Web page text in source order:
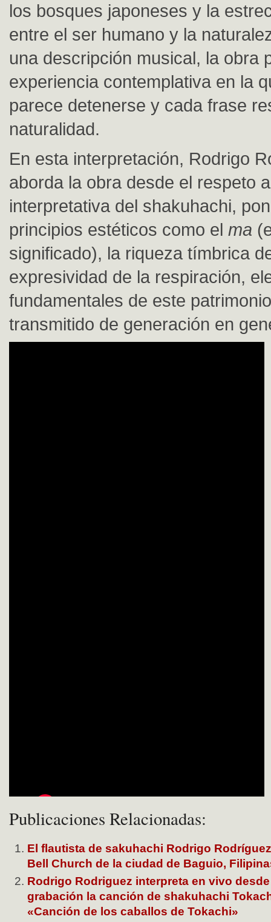
los bosques japoneses y la
entre el ser humano y la
una descripción musical, la obra
experiencia contemplativa en la
parece detenerse y cada frase
naturalidad.
En esta interpretación, Rodrigo
aborda la obra desde el respeto
interpretativa del shakuhachi,
principios estéticos como el ma
significado), la riqueza tímbrica
expresividad de la respiración,
fundamentales de este
transmitido de generación en
Publicaciones Relacionadas:
El flautista de sakuhachi Rodrigo
Bell Church de la ciudad de Baguio,
Rodrigo Rodriguez interpreta en vivo
grabación la canción de shakuhachi
«Canción de los caballos de Tokachi»